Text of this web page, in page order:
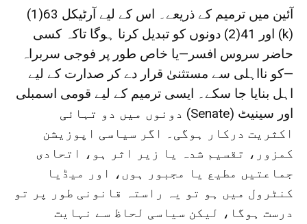
آئین میں ترمیم کے ذریعے۔ اس کے لیے آرٹیکل 63(1)
(k) اور 41(2) دونوں کو تبدیل کرنا ہوگا تاکہ کسی
حاضر سروس افسر—یا خاص طور پر فوجی سربراہ
—کو نااہلی سے مستثنیٰ قرار دے کر صدارت کے لیے
اہل بنایا جا سکے۔ ایسی ترمیم کے لیے قومی اسمبلی
اور سینیٹ (Senate) دونوں میں دو تہائی
اکثریت درکار ہوگی۔ اگر سیاسی اپوزیشن
کمزور، تقسیم شدہ یا زیر اثر ہو، اتحادی
جماعتیں مطیع یا مجبور ہوں، اور میڈیا
کنٹرول میں ہو تو یہ راستہ قانونی طور پر تو
درست ہوگا، لیکن سیاسی لحاظ سے نہایت